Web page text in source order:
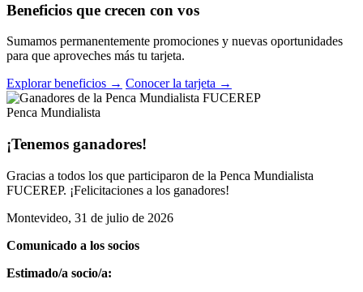
Beneficios que crecen con vos
Sumamos permanentemente promociones y nuevas oportunidades
para que aproveches más tu tarjeta.
Explorar beneficios → Conocer la tarjeta →
Penca Mundialista
¡Tenemos ganadores!
Gracias a todos los que participaron de la Penca Mundialista
FUCEREP. ¡Felicitaciones a los ganadores!
Montevideo, 31 de julio de 2026
Comunicado a los socios
Estimado/a socio/a: